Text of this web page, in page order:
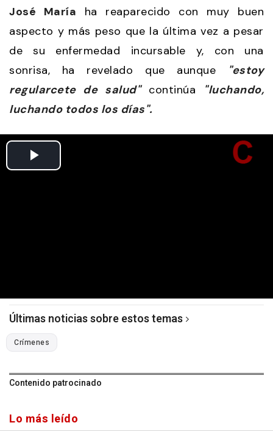
José María ha reaparecido con muy buen
aspecto y más peso que la última vez a pesar
de su enfermedad incursable y, con una
sonrisa, ha revelado que aunque
"estoy
regularcete de salud"continúa
"luchando,
luchando todos los días".
Últimas noticias sobre estos temas
Crímenes
Contenido patrocinado
Lo más leído